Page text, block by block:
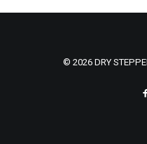
© 2026 DRY